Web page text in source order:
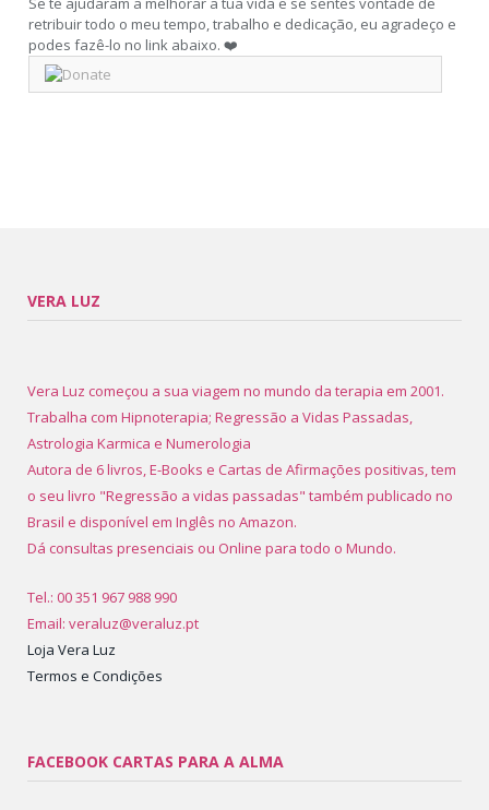
retribuir todo o meu tempo, trabalho e dedicação, eu agradeço e
podes fazê-lo no link abaixo. ❤️
VERA LUZ
Vera Luz começou a sua viagem no mundo da terapia em 2001.
Trabalha com Hipnoterapia; Regressão a Vidas Passadas,
Astrologia Karmica e Numerologia
Autora de 6 livros, E-Books e Cartas de Afirmações positivas, tem
o seu livro "Regressão a vidas passadas" também publicado no
Brasil e disponível em Inglês no Amazon.
Dá consultas presenciais ou Online para todo o Mundo.
Tel.: 00 351 967 988 990
Email: veraluz@veraluz.pt
Loja Vera Luz
Termos e Condições
FACEBOOK CARTAS PARA A ALMA